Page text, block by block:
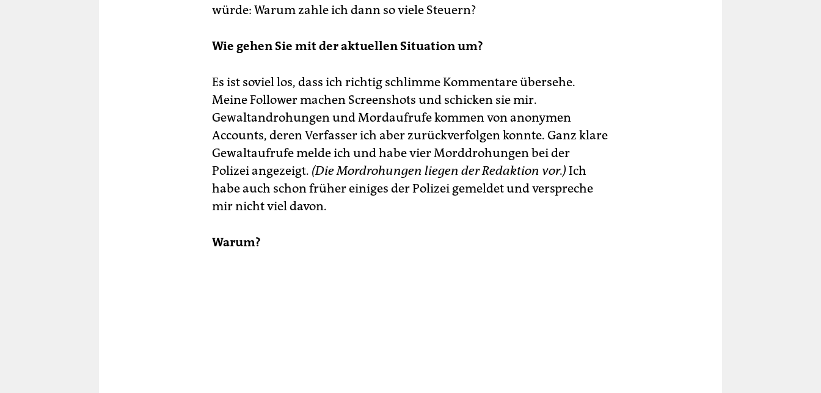
würde: Warum zahle ich dann so viele Steuern?
Wie gehen Sie mit der aktuellen Situation um?
Es ist soviel los, dass ich richtig schlimme Kommentare übersehe.
Meine Follower machen Screenshots und schicken sie mir.
Gewaltandrohungen und Mordaufrufe kommen von anonymen
Accounts, deren Verfasser ich aber zurückverfolgen konnte. Ganz klare
Gewaltaufrufe melde ich und habe vier Morddrohungen bei der
Polizei angezeigt. (Die Mordrohungen liegen der Redaktion vor.) Ich
habe auch schon früher einiges der Polizei gemeldet und verspreche
mir nicht viel davon.
Warum?